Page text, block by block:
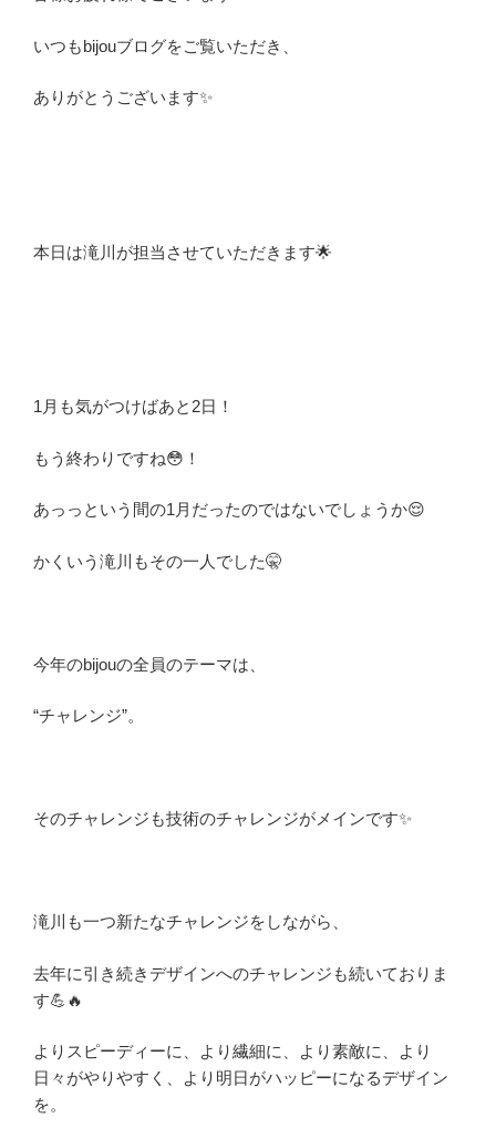
いつもbijouブログをご覧いただき、
ありがとうございます✨
本日は滝川が担当させていただきます🌟
1月も気がつけばあと2日！
もう終わりですね😳！
あっっという間の1月だったのではないでしょうか😌
かくいう滝川もその一人でした🤫
今年のbijouの全員のテーマは、
“チャレンジ”。
そのチャレンジも技術のチャレンジがメインです✨
滝川も一つ新たなチャレンジをしながら、
去年に引き続きデザインへのチャレンジも続いておりま
す💪🔥
よりスピーディーに、より繊細に、より素敵に、より
日々がやりやすく、より明日がハッピーになるデザイン
を。